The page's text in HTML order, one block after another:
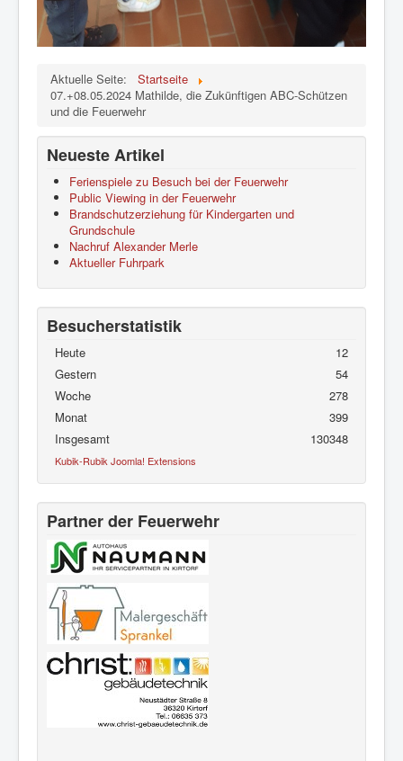
Aktuelle Seite:
Startseite
07.+08.05.2024 Mathilde, die Zukünftigen ABC-Schützen
und die Feuerwehr
Neueste Artikel
Ferienspiele zu Besuch bei der Feuerwehr
Public Viewing in der Feuerwehr
Brandschutzerziehung für Kindergarten und
Grundschule
Nachruf Alexander Merle
Aktueller Fuhrpark
Besucherstatistik
Heute
12
Gestern
54
Woche
278
Monat
399
Insgesamt
130348
Kubik-Rubik Joomla! Extensions
Partner der Feuerwehr